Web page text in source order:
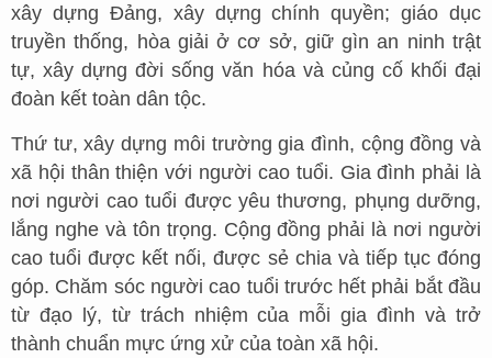
xây dựng Đảng, xây dựng chính quyền; giáo dục
truyền thống, hòa giải ở cơ sở, giữ gìn an ninh trật
tự, xây dựng đời sống văn hóa và củng cố khối đại
đoàn kết toàn dân tộc.
Thứ tư, xây dựng môi trường gia đình, cộng đồng và
xã hội thân thiện với người cao tuổi. Gia đình phải là
nơi người cao tuổi được yêu thương, phụng dưỡng,
lắng nghe và tôn trọng. Cộng đồng phải là nơi người
cao tuổi được kết nối, được sẻ chia và tiếp tục đóng
góp. Chăm sóc người cao tuổi trước hết phải bắt đầu
từ đạo lý, từ trách nhiệm của mỗi gia đình và trở
thành chuẩn mực ứng xử của toàn xã hội.